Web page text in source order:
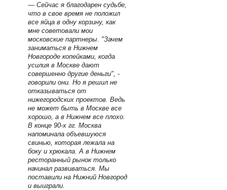
— Сейчас я благодарен судьбе,
что в свое время не положил
все яйца в одну корзину, как
мне советовали мои
московские партнеры. "Зачем
заниматься в Нижнем
Новгороде копейками, когда
усилия в Москве дают
совершенно другие деньги", -
говорили они. Но я решил не
отказываться от
нижегородских проектов. Ведь
не может быть в Москве все
хорошо, а в Нижнем все плохо.
В конце 90-х гг. Москва
напоминала объевшуюся
свинью, которая лежала на
боку и хрюкала. А в Нижнем
ресторанный рынок только
начинал развиваться. Мы
поставили на Нижний Новгород
и выиграли.